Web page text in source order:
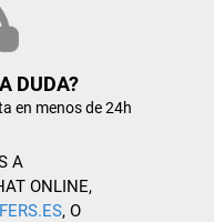
DUDA?
en menos de 24h
A
ONLINE,
, O